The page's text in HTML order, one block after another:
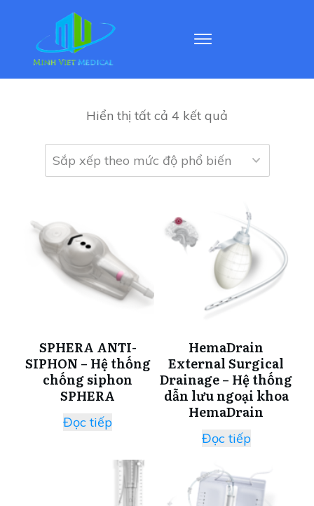
Hiển thị tất cả 4 kết quả
SPHERA ANTI-
SIPHON – Hệ thống
chống siphon
SPHERA
Đọc tiếp
HemaDrain
External Surgical
Drainage – Hệ thống
dẫn lưu ngoại khoa
HemaDrain
Đọc tiếp